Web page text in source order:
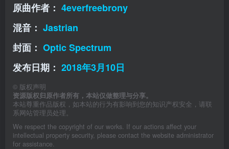
原曲作者： 4everfreebrony
混音： Jastrian
封面： Optic Spectrum
发布日期： 2018年3月10日
© 版权声明
资源版权归原作者所有，本站仅做整理与分享。
本站尊重作品版权，如本站的行为有影响到您的知识产权安全，请联
系网站管理员处理。
We respect the copyright of our works. If our actions affect your
intellectual property security, please contact the website administrator
for assistance.